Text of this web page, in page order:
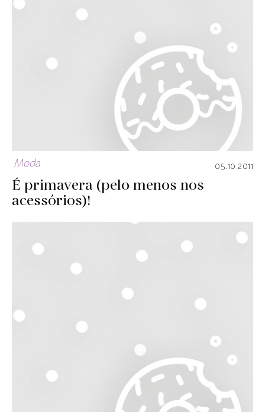
Moda 05.10.2011
É primavera (pelo menos nos
acessórios)!